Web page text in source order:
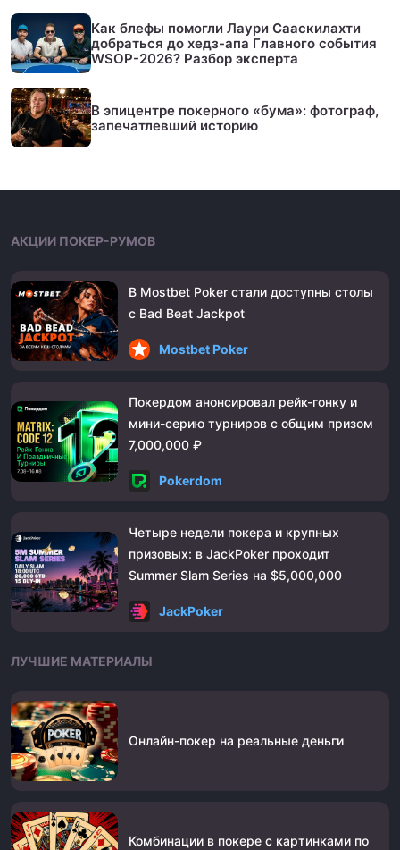
Как блефы помогли Лаури Сааскилахти
добраться до хедз-апа Главного события
WSOP-2026? Разбор эксперта
В эпицентре покерного «бума»: фотограф,
запечатлевший историю
АКЦИИ ПОКЕР-РУМОВ
В Mostbet Poker стали доступны столы
с Bad Beat Jackpot
Mostbet Poker
Покердом анонсировал рейк-гонку и
мини-серию турниров с общим призом
7,000,000 ₽
Pokerdom
Четыре недели покера и крупных
призовых: в JackPoker проходит
Summer Slam Series на $5,000,000
JackPoker
ЛУЧШИЕ МАТЕРИАЛЫ
Онлайн-покер на реальные деньги
Комбинации в покере с картинками по